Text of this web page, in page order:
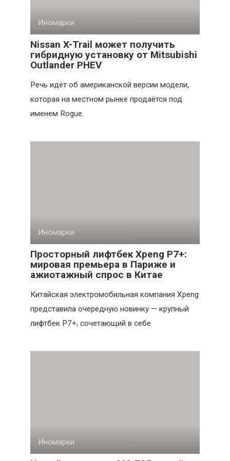
Иномарки
Nissan X-Trail может получить
гибридную установку от Mitsubishi
Outlander PHEV
Речь идёт об американской версии модели,
которая на местном рынке продаётся под
именем Rogue.
Иномарки
Просторный лифтбек Xpeng P7+:
мировая премьера в Париже и
ажиотажный спрос в Китае
Китайская электромобильная компания Xpeng
представила очередную новинку — крупный
лифтбек P7+, сочетающий в себе
Иномарки